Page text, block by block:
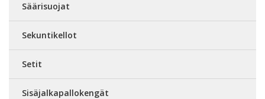
Säärisuojat
Sekuntikellot
Setit
Sisäjalkapallokengät